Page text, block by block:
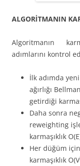
ALGORİTMANIN
Algoritmanın
adımlarını kontrol
İlk adımda
ağırlığı
getirdiği
Daha sonra
reweighting
karmaşıklık
Her düğüm
karmaşıklık O(V